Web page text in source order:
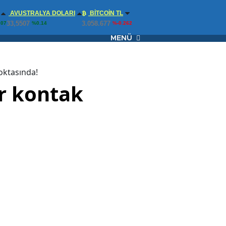
AVUSTRALYA DOLARI
33,5507 %0.14
BITCOIN TL
3.058.677 %-0.262
MENÜ
kontak